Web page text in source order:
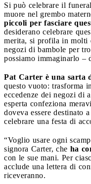
Si può celebrare il
muore nel grembo
piccoli per fasciare
desiderano celebrare
merita, si profila in molti
negozi di bambole per
possiamo immaginarlo –
Pat Carter è una sarta
questo vuoto: trasforma
eccedenze dei negozi di
esperta confeziona
doveva essere destinato
celebrare una festa di
“Voglio usare ogni
signora Carter, che ha
con le sue mani. Per
acclude una lettera di
riceveranno.